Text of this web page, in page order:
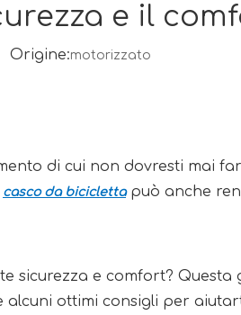
e il
Origine:motorizzato
di cui non dovresti mai
casco da biciclettapuò anche
sicurezza e comfort? Questa
alcuni ottimi consigli per